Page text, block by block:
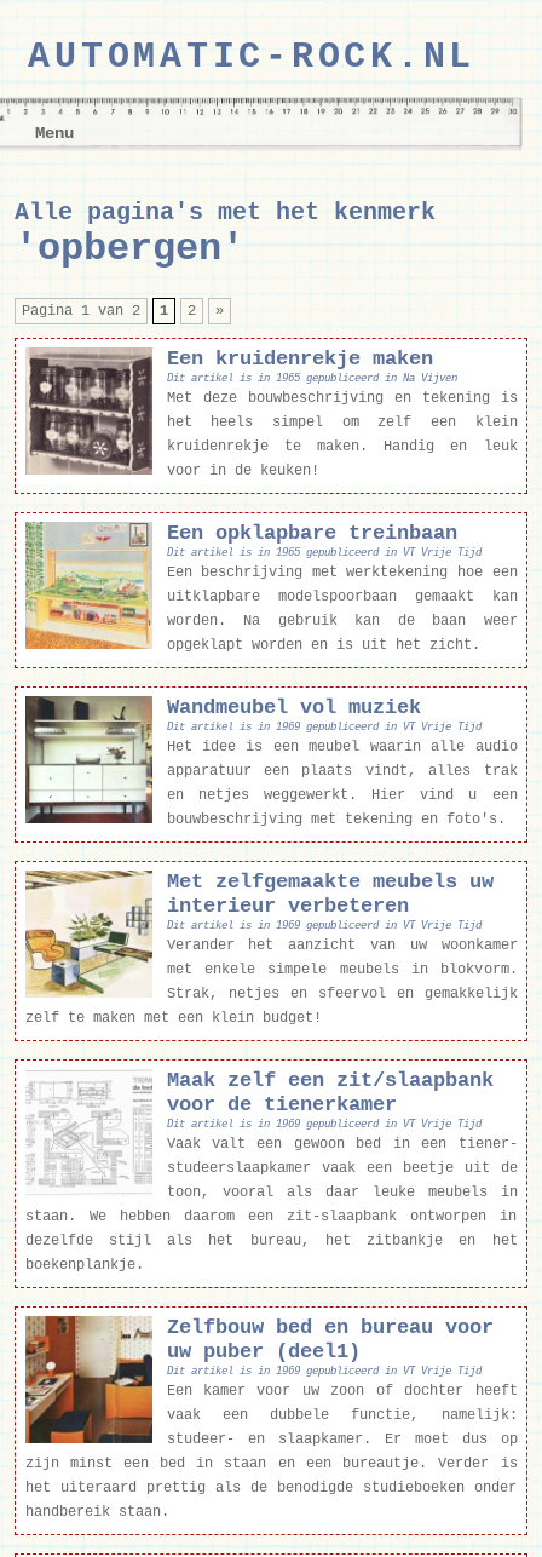
AUTOMATIC-ROCK.NL
Menu
Alle pagina's met het kenmerk
'opbergen'
Pagina 1 van 2 1 2 »
Een kruidenrekje maken
Dit artikel is in 1965 gepubliceerd in Na Vijven
Met deze bouwbeschrijving en tekening is
het heels simpel om zelf een klein
kruidenrekje te maken. Handig en leuk
voor in de keuken!
Een opklapbare treinbaan
Dit artikel is in 1965 gepubliceerd in VT Vrije Tijd
Een beschrijving met werktekening hoe een
uitklapbare modelspoorbaan gemaakt kan
worden. Na gebruik kan de baan weer
opgeklapt worden en is uit het zicht.
Wandmeubel vol muziek
Dit artikel is in 1969 gepubliceerd in VT Vrije Tijd
Het idee is een meubel waarin alle audio
apparatuur een plaats vindt, alles trak
en netjes weggewerkt. Hier vind u een
bouwbeschrijving met tekening en foto's.
Met zelfgemaakte meubels uw
interieur verbeteren
Dit artikel is in 1969 gepubliceerd in VT Vrije Tijd
Verander het aanzicht van uw woonkamer
met enkele simpele meubels in blokvorm.
Strak, netjes en sfeervol en gemakkelijk
zelf te maken met een klein budget!
Maak zelf een zit/slaapbank
voor de tienerkamer
Dit artikel is in 1969 gepubliceerd in VT Vrije Tijd
Vaak valt een gewoon bed in een tiener-
studeerslaapkamer vaak een beetje uit de
toon, vooral als daar leuke meubels in
staan. We hebben daarom een zit-slaapbank ontworpen in
dezelfde stijl als het bureau, het zitbankje en het
boekenplankje.
Zelfbouw bed en bureau voor
uw puber (deel1)
Dit artikel is in 1969 gepubliceerd in VT Vrije Tijd
Een kamer voor uw zoon of dochter heeft
vaak een dubbele functie, namelijk:
studeer- en slaapkamer. Er moet dus op
zijn minst een bed in staan en een bureautje. Verder is
het uiteraard prettig als de benodigde studieboeken onder
handbereik staan.